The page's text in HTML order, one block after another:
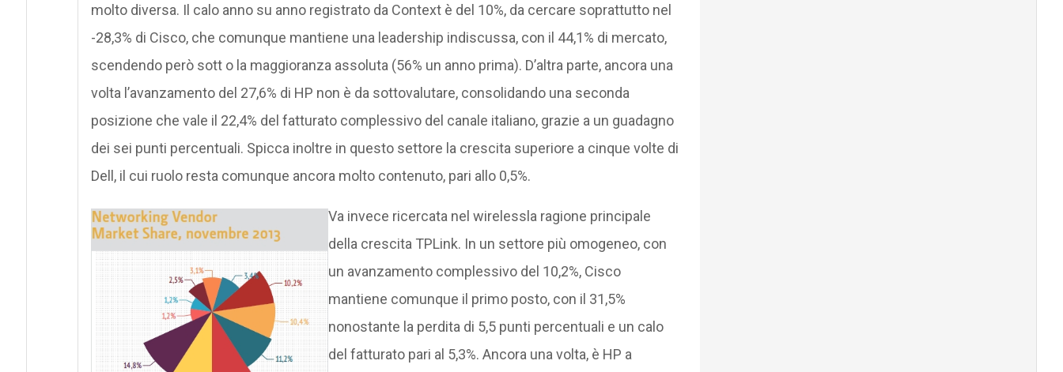
molto diversa. Il calo anno su anno registrato da Context è del 10%, da cercare soprattutto nel
-28,3% di Cisco, che comunque mantiene una leadership indiscussa, con il 44,1% di mercato,
scendendo però sott o la maggioranza assoluta (56% un anno prima). D’altra parte, ancora una
volta l’avanzamento del 27,6% di HP non è da sottovalutare, consolidando una seconda
posizione che vale il 22,4% del fatturato complessivo del canale italiano, grazie a un guadagno
dei sei punti percentuali. Spicca inoltre in questo settore la crescita superiore a cinque volte di
Dell, il cui ruolo resta comunque ancora molto contenuto, pari allo 0,5%.
Va invece ricercata nel wirelessla ragione principale
della crescita TPLink. In un settore più omogeneo, con
un avanzamento complessivo del 10,2%, Cisco
mantiene comunque il primo posto, con il 31,5%
nonostante la perdita di 5,5 punti percentuali e un calo
del fatturato pari al 5,3%. Ancora una volta, è HP a